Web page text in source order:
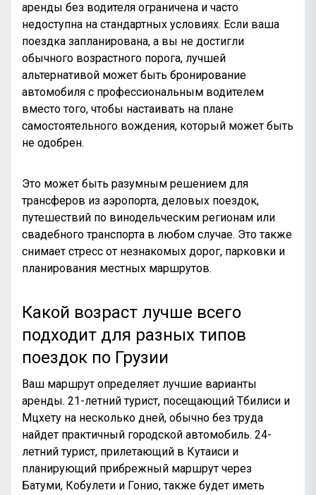
аренды без водителя ограничена и часто
недоступна на стандартных условиях. Если ваша
поездка запланирована, а вы не достигли
обычного возрастного порога, лучшей
альтернативой может быть бронирование
автомобиля с профессиональным водителем
вместо того, чтобы настаивать на плане
самостоятельного вождения, который может быть
не одобрен.
Это может быть разумным решением для
трансферов из аэропорта, деловых поездок,
путешествий по винодельческим регионам или
свадебного транспорта в любом случае. Это также
снимает стресс от незнакомых дорог, парковки и
планирования местных маршрутов.
Какой возраст лучше всего
подходит для разных типов
поездок по Грузии
Ваш маршрут определяет лучшие варианты
аренды. 21-летний турист, посещающий Тбилиси и
Мцхету на несколько дней, обычно без труда
найдет практичный городской автомобиль. 24-
летний турист, прилетающий в Кутаиси и
планирующий прибрежный маршрут через
Батуми, Кобулети и Гонио, также будет иметь